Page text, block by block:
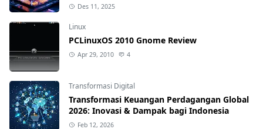
Des 11, 2025
Linux
PCLinuxOS 2010 Gnome Review
Apr 29, 2010 4
Transformasi Digital
Transformasi Keuangan Perdagangan Global
2026: Inovasi & Dampak bagi Indonesia
Feb 12, 2026